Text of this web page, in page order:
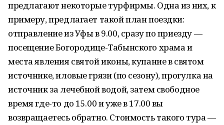
предлагают некоторые турфирмы. Одна из них, к
примеру, предлагает такой план поездки:
отправление из Уфы в 9.00, сразу по приезду —
посещение Богородице-Табынского храма и
места явления святой иконы, купание в святом
источнике, иловые грязи (по сезону), прогулка на
источник за лечебной водой, затем свободное
время где-то до 15.00 и уже в 17.00 вы
возвращаетесь обратно. Стоимость такого тура —